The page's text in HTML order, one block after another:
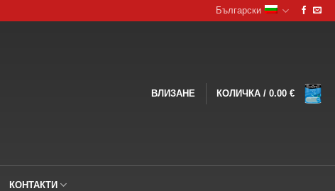
Български
ВЛИЗАНЕ КОЛИЧКА / 0.00 €
КОНТАКТИ